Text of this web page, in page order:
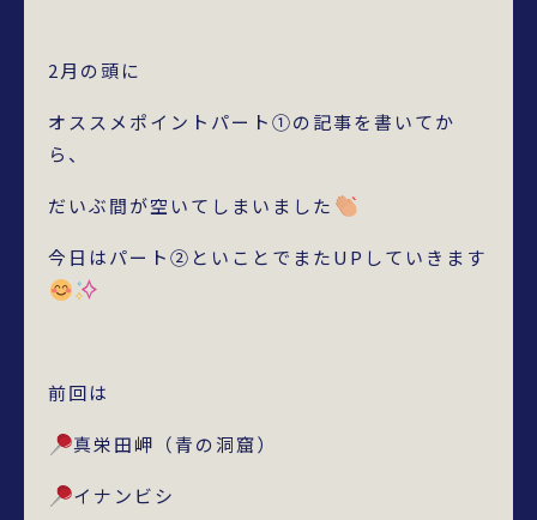
2月の頭に
オススメポイントパート①の記事を書いてか
ら、
だいぶ間が空いてしまいました
今日はパート②といことでまたUPしていきます
前回は
真栄田岬（青の洞窟）
イナンビシ